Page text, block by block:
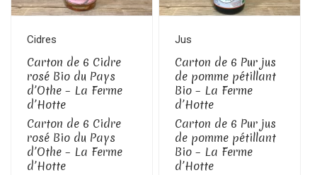
Cidres
Carton de 6 Cidre
rosé Bio du Pays
d’Othe – La Ferme
d’Hotte
Carton de 6 Cidre
rosé Bio du Pays
d’Othe – La Ferme
d’Hotte
Jus
Carton de 6 Pur jus
de pomme pétillant
Bio – La Ferme
d’Hotte
Carton de 6 Pur jus
de pomme pétillant
Bio – La Ferme
d’Hotte